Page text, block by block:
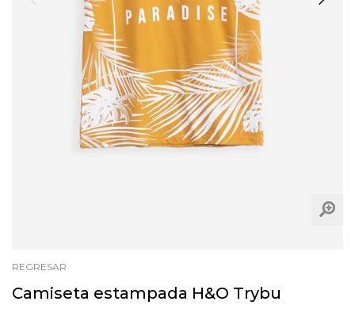
REGRESAR
Camiseta estampada H&O Trybu